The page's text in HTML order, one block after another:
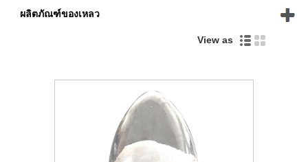
ผลิตภัณฑ์ของเหลว
View as